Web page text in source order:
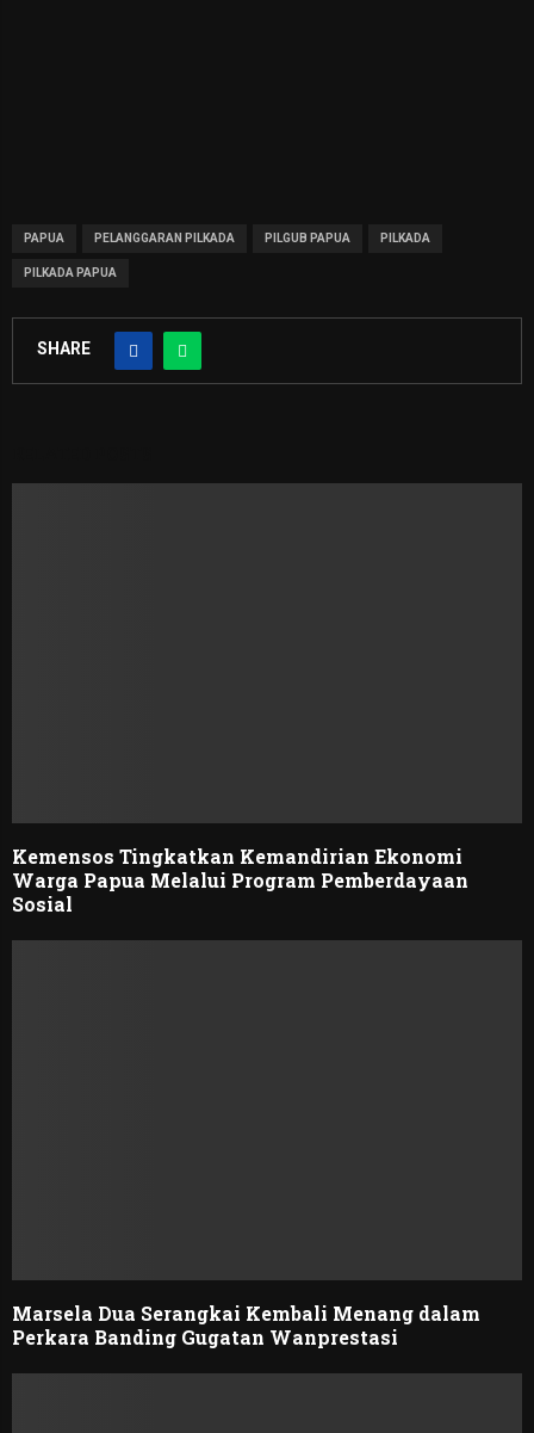
PAPUA PELANGGARAN PILKADA PILGUB PAPUA PILKADA
PILKADA PAPUA
SHARE
Kemensos Tingkatkan Kemandirian Ekonomi
Warga Papua Melalui Program Pemberdayaan
Sosial
Marsela Dua Serangkai Kembali Menang dalam
Perkara Banding Gugatan Wanprestasi